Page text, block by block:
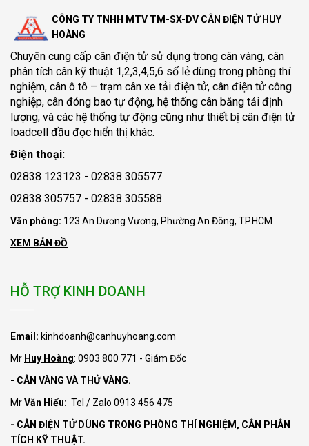
CÔNG TY TNHH MTV TM-SX-DV CÂN ĐIỆN TỬ HUY
HOÀNG
Chuyên cung cấp cân điện tử sử dụng trong cân vàng, cân
phân tích cân kỹ thuật 1,2,3,4,5,6 số lẻ dùng trong phòng thí
nghiệm, cân ô tô – trạm cân xe tải điện tử, cân điện tử công
nghiệp, cân đóng bao tự động, hệ thống cân băng tải định
lượng, và các hệ thống tự động cũng như thiết bị cân điện tử
loadcell đầu đọc hiển thị khác.
Điện thoại:
02838 123123 - 02838 305577
02838 305757 - 02838 305588
Văn phòng: 123 An Dương Vương, Phường An Đông, TP.HCM
XEM BẢN ĐỒ
HỖ TRỢ KINH DOANH
Email: kinhdoanh@canhuyhoang.com
Mr Huy Hoàng: 0903 800 771 - Giám Đốc
- CÂN VÀNG VÀ THỬ VÀNG.
MrVăn Hiếu: Tel / Zalo 0913 456 475
- CÂN ĐIỆN TỬ DÙNG TRONG PHÒNG THÍ NGHIỆM, CÂN PHÂN
TÍCH KỸ THUẬT.